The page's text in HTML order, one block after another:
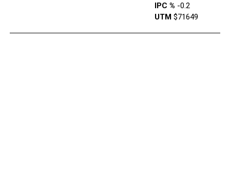
IPC % -0.2
UTM$71649